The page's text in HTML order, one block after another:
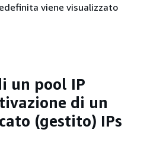
viene visualizzato
un pool IP
di un
(gestito) IPs